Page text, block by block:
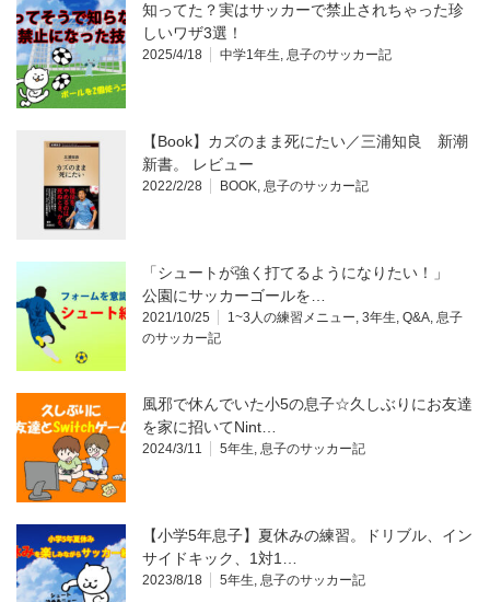
知ってた？実はサッカーで禁止されちゃった珍
しいワザ3選！
2025/4/18 中学1年生, 息子のサッカー記
【Book】カズのまま死にたい／三浦知良 新潮
新書。 レビュー
2022/2/28 BOOK, 息子のサッカー記
「シュートが強く打てるようになりたい！」
公園にサッカーゴールを…
2021/10/25 1~3人の練習メニュー, 3年生, Q&A, 息子
のサッカー記
風邪で休んでいた小5の息子☆久しぶりにお友達
を家に招いてNint…
2024/3/11 5年生, 息子のサッカー記
【小学5年息子】夏休みの練習。ドリブル、イン
サイドキック、1対1…
2023/8/18 5年生, 息子のサッカー記